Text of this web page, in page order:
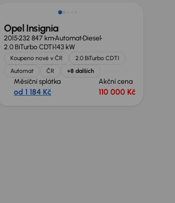
Opel Insignia
2015232 847 kmAutomatDiesel
2.0 BiTurbo CDTI143 kW
Koupeno nové v ČR
2.0 BiTurbo CDTI
Automat
ČR +8 dalších
Měsíční splátka
od 1 184 Kč
Akční cena
110 000 Kč